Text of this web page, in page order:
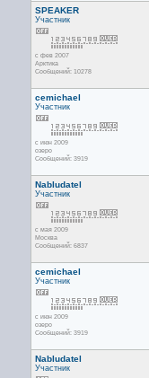
SPEAKER
Участник
с фев 2007
Арктика
Сообщений: 10278
cemichael
Участник
с июн 2009
озеро
Сообщений: 3919
Nabludatel
Участник
с мая 2009
Москва
Сообщений: 6837
cemichael
Участник
с июн 2009
озеро
Сообщений: 3919
Nabludatel
Участник